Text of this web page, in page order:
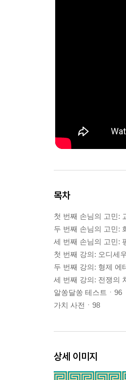
목차
첫 번째 손님의 고민:
두 번째 손님의 고민:
세 번째 손님의 고민:
첫 번째 강의: 오디세
두 번째 강의: 형제 에
세 번째 강의: 전쟁의
알쏭달쏭 테스트ㆍ96
가치 사전ㆍ98
상세 이미지